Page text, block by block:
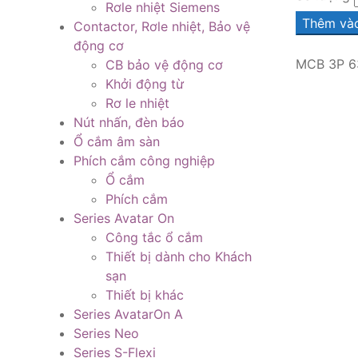
Rơle nhiệt Siemens
Contactor, Rơle nhiệt, Bảo vệ
động cơ
CB bảo vệ động cơ
Khởi động từ
Rơ le nhiệt
Nút nhấn, đèn báo
Ổ cắm âm sàn
Phích cắm công nghiệp
Ổ cắm
Phích cắm
Series Avatar On
Công tắc ổ cắm
Thiết bị dành cho Khách
sạn
Thiết bị khác
Series AvatarOn A
Series Neo
Series S-Flexi
Thêm
MCB 3P